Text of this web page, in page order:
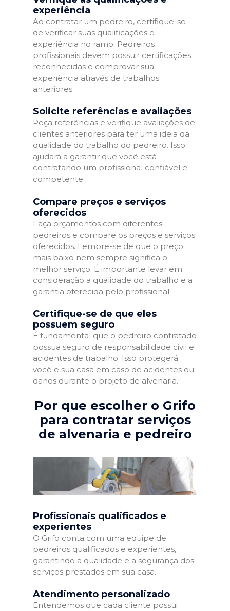
experiência
Ao contratar um pedreiro, certifique-se
de verificar suas qualificações e
experiência no ramo. Pedreiros
profissionais devem possuir certificações
reconhecidas e comprovar sua
experiência através de trabalhos
anteriores.
Solicite referências e avaliações
Peça referências e verifique avaliações de
clientes anteriores para ter uma ideia da
qualidade do trabalho do pedreiro. Isso
ajudará a garantir que você está
contratando um profissional confiável e
competente.
Compare preços e serviços
oferecidos
Faça orçamentos com diferentes
pedreiros e compare os preços e serviços
oferecidos. Lembre-se de que o preço
mais baixo nem sempre significa o
melhor serviço. É importante levar em
consideração a qualidade do trabalho e a
garantia oferecida pelo profissional.
Certifique-se de que eles
possuem seguro
É fundamental que o pedreiro contratado
possua seguro de responsabilidade civil e
acidentes de trabalho. Isso protegerá
você e sua casa em caso de acidentes ou
danos durante o projeto de alvenaria.
Por que escolher o Grifo
para contratar serviços
de alvenaria e pedreiro
Profissionais qualificados e
experientes
O Grifo conta com uma equipe de
pedreiros qualificados e experientes,
garantindo a qualidade e a segurança dos
serviços prestados em sua casa.
Atendimento personalizado
Entendemos que cada cliente possui